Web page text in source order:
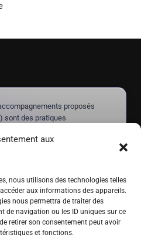
aux
nous utilisons des technologies telles
aux informations des appareils.
nous permettra de traiter des
de navigation ou les ID uniques sur ce
retirer son consentement peut avoir
et fonctions.
proposés
sont des pratiques
ne posent aucun diagnostic et
à un traitement prescrit par un
Sonvilier · SUISSE